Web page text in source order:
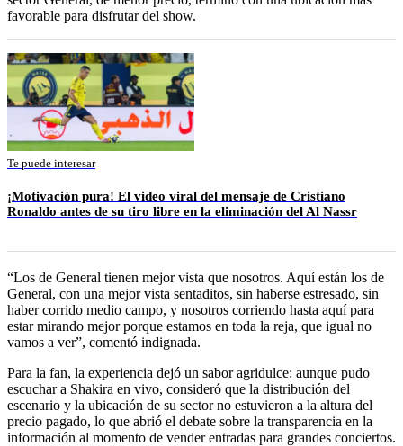
favorable para disfrutar del show.
Te puede interesar
¡Motivación pura! El video viral del mensaje de Cristiano
Ronaldo antes de su tiro libre en la eliminación del Al Nassr
“Los de General tienen mejor vista que nosotros. Aquí están los de
General, con una mejor vista sentaditos, sin haberse estresado, sin
haber corrido medio campo, y nosotros corriendo hasta aquí para
estar mirando mejor porque estamos en toda la reja, que igual no
vamos a ver”, comentó indignada.
Para la fan, la experiencia dejó un sabor agridulce: aunque pudo
escuchar a Shakira en vivo, consideró que la distribución del
escenario y la ubicación de su sector no estuvieron a la altura del
precio pagado, lo que abrió el debate sobre la transparencia en la
información al momento de vender entradas para grandes conciertos.